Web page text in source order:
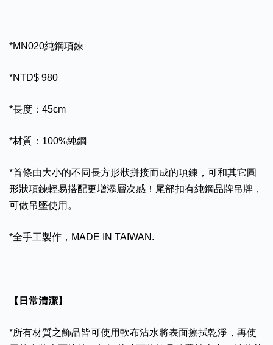
*MN020純鋼項鍊
*NTD$ 980
*長度：45cm
*材質：100%純鋼
*首條由大小的不同長方形狀拼接而成的項鍊，可和其它圓
形狀項鍊輕易搭配更增添層次感！尾部扣有純鋼品牌吊牌，
可做吊墜使用。
*全手工製作，MADE IN TAIWAN.
【日常清潔】
*所有材質之飾品皆可使用軟布沾水將表面擦拭乾淨，再使